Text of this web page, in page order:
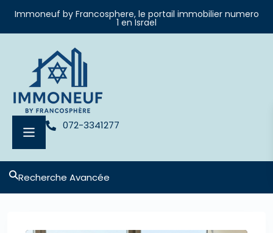
Immoneuf by Francosphere, le portail immobilier numero
1 en Israel
072-3341277
Recherche Avancée